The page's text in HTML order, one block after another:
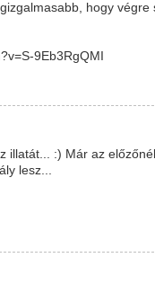
hogy
9Eb3RgQMI
illatát... :) Már az
lesz...